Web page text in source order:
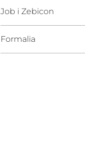
Job i Zebicon
Formalia